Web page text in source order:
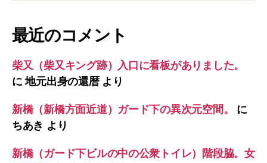
最近のコメント
柴又（柴又キング跡）入口に看板がありました。
に地元出身の還暦より
新橋（新橋方面近道）ガード下の異次元空間。
に
ちあき より
新橋（ガード下ビルの中の公衆トイレ）階段脇。女